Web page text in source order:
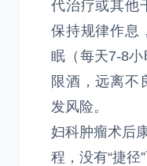
代治疗或其他
保持规律作息
眠（每天7-8
限酒，远离不
发风险。
妇科肿瘤术后
程，没有“捷径